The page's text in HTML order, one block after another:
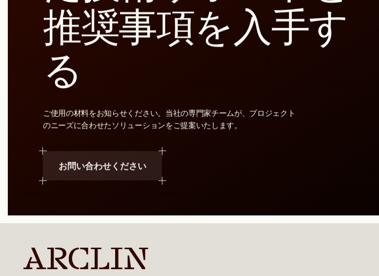
推奨事項を入手す
る
ご使用の材料をお知らせください。当社の専門家チームが、プロジェクト
のニーズに合わせたソリューションをご提案いたします。
お問い合わせください